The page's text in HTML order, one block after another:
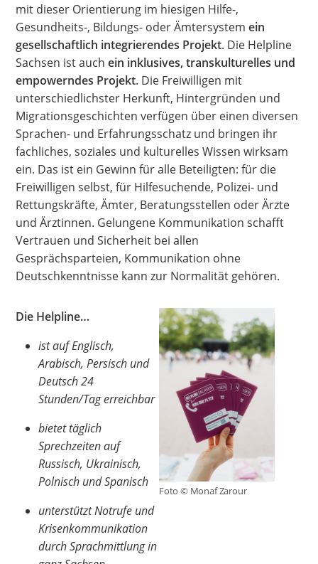
mit dieser Orientierung im hiesigen Hilfe-,
Gesundheits-, Bildungs- oder Ämtersystem ein
gesellschaftlich integrierendes Projekt. Die Helpline
Sachsen ist auchein inklusives, transkulturelles und
empowerndes Projekt. Die Freiwilligen mit
unterschiedlichster Herkunft, Hintergründen und
Migrationsgeschichten verfügen über einen diversen
Sprachen- und Erfahrungsschatz und bringen ihr
fachliches, soziales und kulturelles Wissen wirksam
ein. Das ist ein Gewinn für alle Beteiligten: für die
Freiwilligen selbst, für Hilfesuchende, Polizei- und
Rettungskräfte, Ämter, Beratungsstellen oder Ärzte
und Ärztinnen. Gelungene Kommunikation schafft
Vertrauen und Sicherheit bei allen
Gesprächsparteien, Kommunikation ohne
Deutschkenntnisse kann zur Normalität gehören.
Die Helpline…
ist auf Englisch,
Arabisch, Persisch und
Deutsch 24
Stunden/Tag erreichbar
bietet täglich
Sprechzeiten auf
Russisch, Ukrainisch,
Polnisch und Spanisch
unterstützt Notrufe und
Krisenkommunikation
durch Sprachmittlung in
Foto © Monaf Zarour